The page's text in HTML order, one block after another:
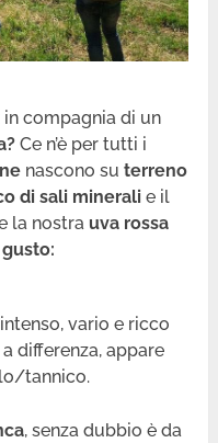
in compagnia di un
Ce n’è per tutti i
nascono suterreno
di sali mineralie il
la nostra uva rossa
vario e ricco
a differenza, appare
tannico.
, senza dubbio è da